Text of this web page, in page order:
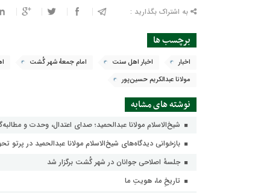
به اشتراک بگذارید :
برچسب ها
اخبار اخبار اهل سنت امام جمعهٔ شهر گُشت
مولانا عبدالکریم حسین‌پور
نوشته های مشابه
شیخ‌الاسلام مولانا عبدالحمید؛ صدای اعتدال، وحدت و
بازخوانی دیدگاه‌های شیخ‌الاسلام مولانا عبدالحمید در پرتو
جلسهٔ اصلاحی جوانان در شهر گُشت برگزار شد
تاریخِ ما، هویتِ ما